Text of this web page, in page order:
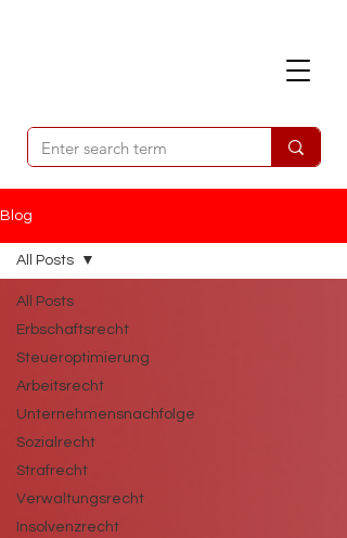
Blog
All Posts
Erbschaftsrecht
Steueroptimierung
Arbeitsrecht
Unternehmensnachfolge
Sozialrecht
Strafrecht
Verwaltungsrecht
Insolvenzrecht
All Posts